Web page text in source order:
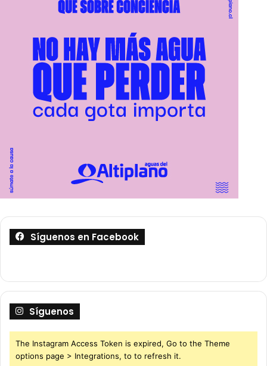
Síguenos en Facebook
Síguenos
The Instagram Access Token is expired, Go to the Theme
options page > Integrations, to to refresh it.